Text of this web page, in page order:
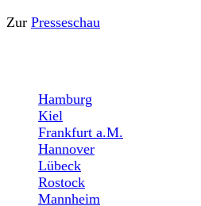
Zur Presseschau
Hamburg
Kiel
Frankfurt a.M.
Hannover
Lübeck
Rostock
Mannheim